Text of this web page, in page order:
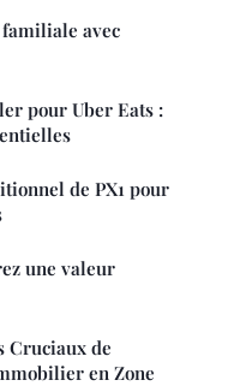
avec
pour Uber Eats :
de PX1 pour
une valeur
Cruciaux de
en Zone